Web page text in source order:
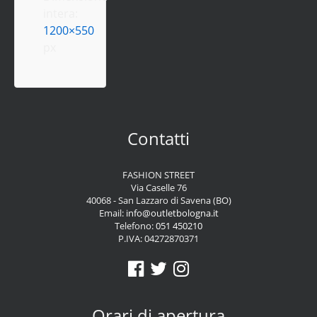
1200×550
Contatti
FASHION STREET
Via Caselle 76
40068 - San Lazzaro di Savena (BO)
Email: info@outletbologna.it
Telefono:051 450210
P.IVA: 04272870371